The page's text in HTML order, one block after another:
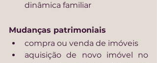
dinâmica familiar
Mudanças patrimoniais
compra ou venda de imóveis
aquisição de novo imóvel no